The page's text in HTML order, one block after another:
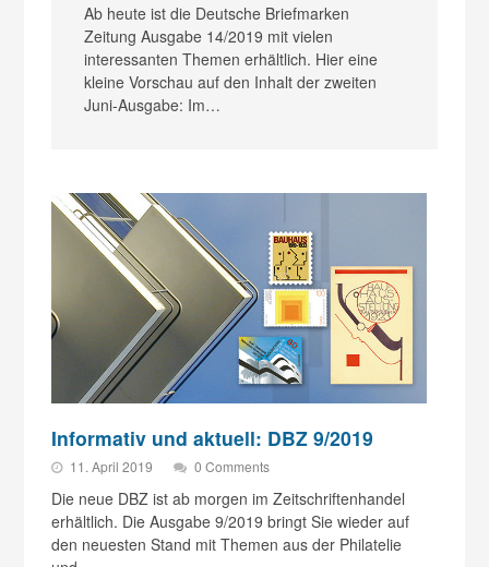
Ab heute ist die Deutsche Briefmarken
Zeitung Ausgabe 14/2019 mit vielen
interessanten Themen erhältlich. Hier eine
kleine Vorschau auf den Inhalt der zweiten
Juni-Ausgabe: Im…
Informativ und aktuell: DBZ 9/2019
11. April 2019 0 Comments
Die neue DBZ ist ab morgen im Zeitschriftenhandel
erhältlich. Die Ausgabe 9/2019 bringt Sie wieder auf
den neuesten Stand mit Themen aus der Philatelie